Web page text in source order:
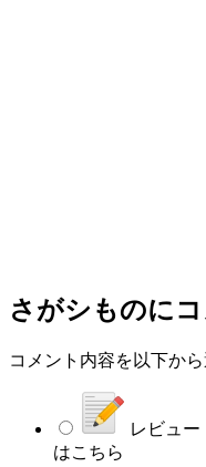
さがシものに
コメント内容を以下か
レビュー
はこちら